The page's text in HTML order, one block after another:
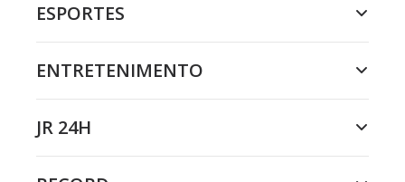
ESPORTES
ENTRETENIMENTO
JR 24H